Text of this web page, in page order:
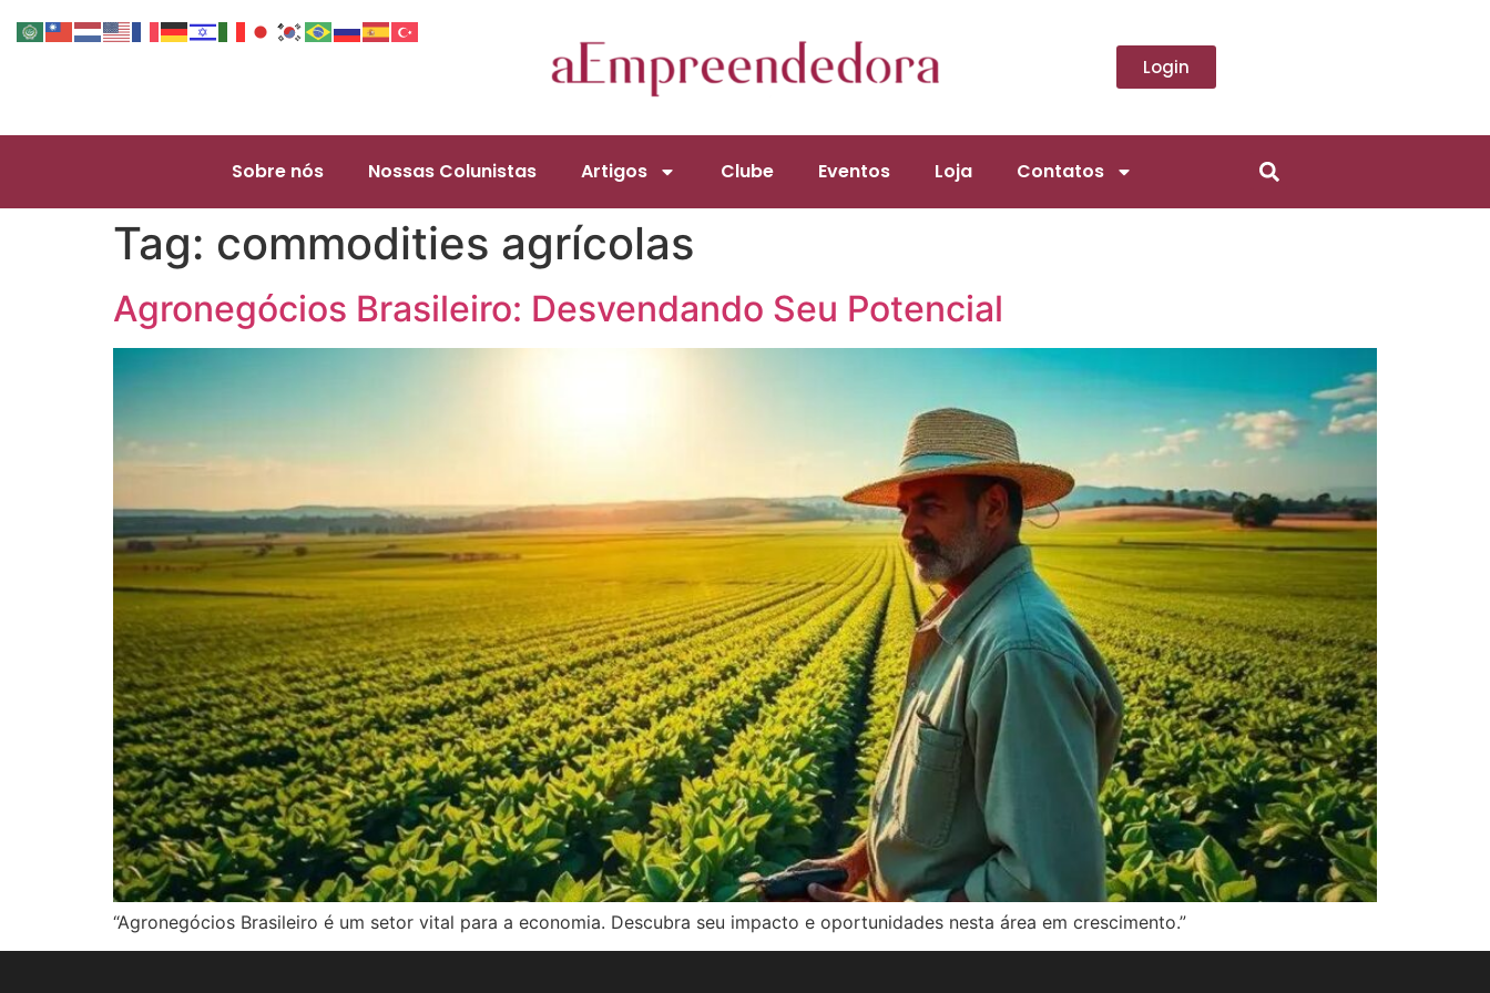
Login
Sobre nós Nossas Colunistas Artigos Clube Eventos Loja Contatos
Tag: commodities agrícolas
Agronegócios Brasileiro: Desvendando Seu Potencial
“Agronegócios Brasileiro é um setor vital para a economia. Descubra seu impacto e oportunidades nesta área em crescimento.”